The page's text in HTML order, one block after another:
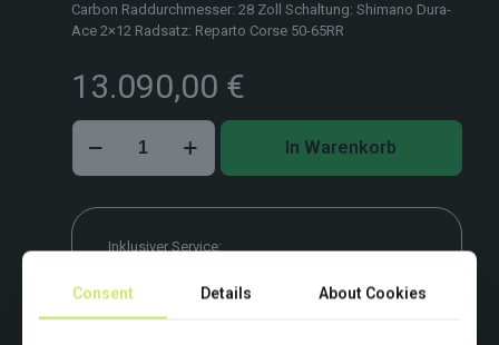
Carbon Raddurchmesser: 28 Zoll Schaltung: Shimano Dura-
Ace 2×12 Radsatz: Reparto Corse 50-65RR
13.090,00 €
Bianchi
Aquila
RC
–
M
Menge
In Warenkorb
Inklusiver Service:
Beispielbild. Farben und Ausstattung variieren.
Consent Details About Cookies